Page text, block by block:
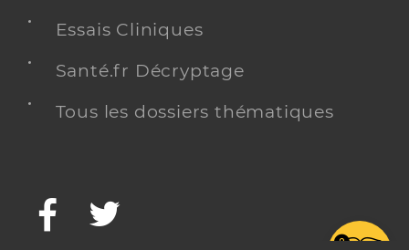
Essais Cliniques
Santé.fr Décryptage
Tous les dossiers thématiques
Facebook